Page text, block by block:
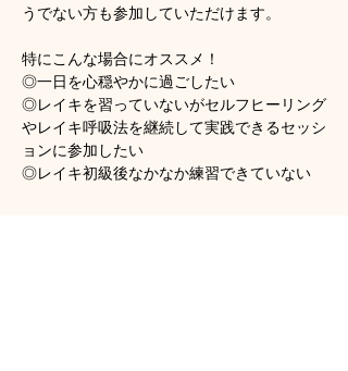
うでない方も参加していただけます。
特にこんな場合にオススメ！
◎一日を心穏やかに過ごしたい
◎レイキを習っていないがセルフヒーリング
やレイキ呼吸法を継続して実践できるセッシ
ョンに参加したい
◎レイキ初級後なかなか練習できていない